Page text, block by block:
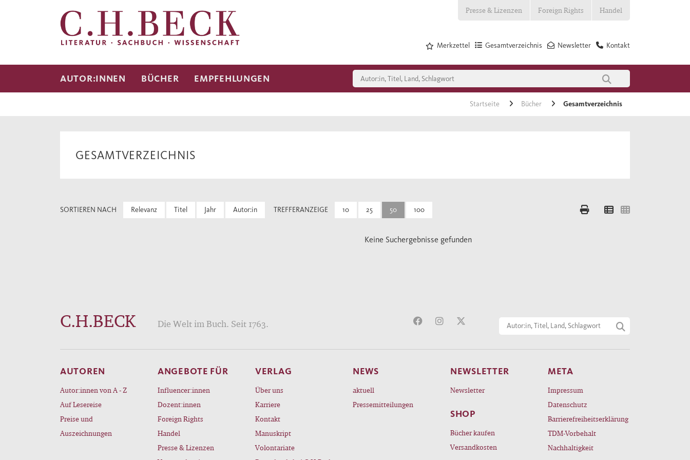
Presse & Lizenzen Foreign Rights Handel
Kontakt
Newsletter
Gesamtverzeichnis
Merkzettel
AUTOR:INNEN BÜCHER EMPFEHLUNGEN
Startseite Bücher Gesamtverzeichnis
GESAMTVERZEICHNIS
SORTIEREN NACH Relevanz Titel Jahr Autor:in TREFFERANZEIGE 10 25 50 100
Keine Suchergebnisse gefunden
C.H.BECK Die Welt im Buch. Seit 1763.
AUTOREN
Autor:innen von A - Z
Auf Lesereise
Preise und
Auszeichnungen
ANGEBOTE FÜR
Influencer:innen
Dozent:innen
Foreign Rights
Handel
Presse & Lizenzen
VERLAG
Über uns
Karriere
Kontakt
Manuskript
Volontariate
NEWS
aktuell
Pressemitteilungen
NEWSLETTER
Newsletter
SHOP
Bücher kaufen
Versandkosten
META
Impressum
Datenschutz
Barrierefreiheitserklärung
TDM-Vorbehalt
Nachhaltigkeit